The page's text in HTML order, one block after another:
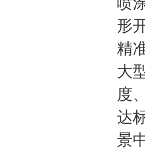
形
精
大
度
达
景